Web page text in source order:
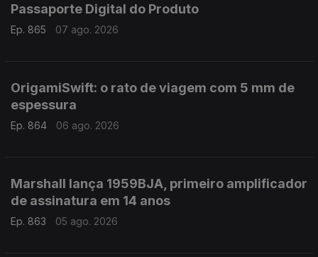
Passaporte Digital do Produto
Ep. 865 07 ago. 2026
OrigamiSwift: o rato de viagem com 5 mm de
espessura
Ep. 864 06 ago. 2026
Marshall lança 1959BJA, primeiro amplificador
de assinatura em 14 anos
Ep. 863 05 ago. 2026